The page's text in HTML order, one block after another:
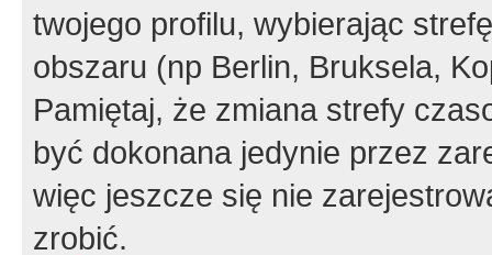
twojego profilu, wybierając
obszaru (np Berlin, Bruksela,
Pamiętaj, że zmiana strefy
być dokonana jedynie przez
więc jeszcze się nie
zrobić.